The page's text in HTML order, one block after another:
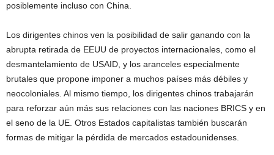
posiblemente incluso con China.
Los dirigentes chinos ven la posibilidad de salir ganando con la
abrupta retirada de EEUU de proyectos internacionales, como el
desmantelamiento de USAID, y los aranceles especialmente
brutales que propone imponer a muchos países más débiles y
neocoloniales. Al mismo tiempo, los dirigentes chinos trabajarán
para reforzar aún más sus relaciones con las naciones BRICS y en
el seno de la UE. Otros Estados capitalistas también buscarán
formas de mitigar la pérdida de mercados estadounidenses.